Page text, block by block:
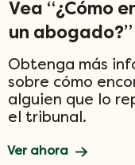
Vea “¿Cómo
un abogado?”
Obtenga más
sobre cómo
alguien que lo
el tribunal.
Ver ahora